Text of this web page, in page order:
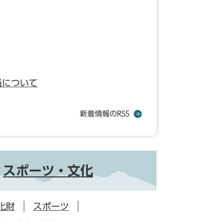
ついて
新着情報のRSS
スポーツ・文化
財 スポーツ